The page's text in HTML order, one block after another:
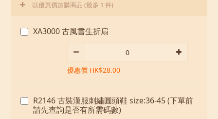
以優惠價加購商品 (最多 1 件)
XA3000 古風書生折扇
優惠價 HK$28.00
R2146 古裝漢服刺繡圓頭鞋 size:36-45 (下單前
請先查詢是否有所需碼數)